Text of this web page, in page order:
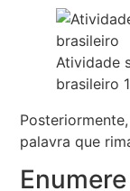
Atividade
brasileiro
palavra que